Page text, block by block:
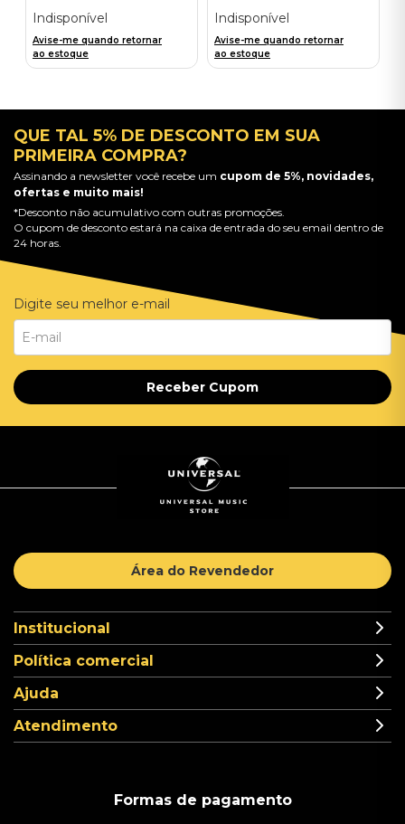
Indisponível
Avise-me quando retornar
ao estoque
Indisponível
Avise-me quando retornar
ao estoque
QUE TAL 5% DE DESCONTO EM SUA
PRIMEIRA COMPRA?
Assinando a newsletter você recebe um cupom de 5%, novidades,
ofertas e muito mais!
*Desconto não acumulativo com outras promoções.
O cupom de desconto estará na caixa de entrada do seu email dentro de
24 horas.
Digite seu melhor e-mail
Receber Cupom
Área do Revendedor
Institucional
Política comercial
Ajuda
Atendimento
Formas de pagamento